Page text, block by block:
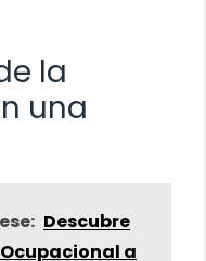
la
una
Descubre
a